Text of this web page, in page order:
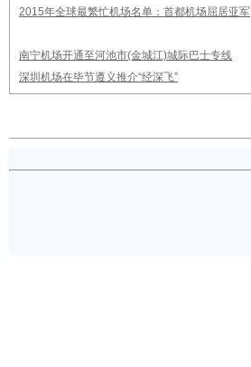
2015年全球最繁忙机场名单：首都机场屈居亚军
南宁机场开通至河池市(金城江)城际巴士专线
深圳机场在毕节遵义推介“经深飞”